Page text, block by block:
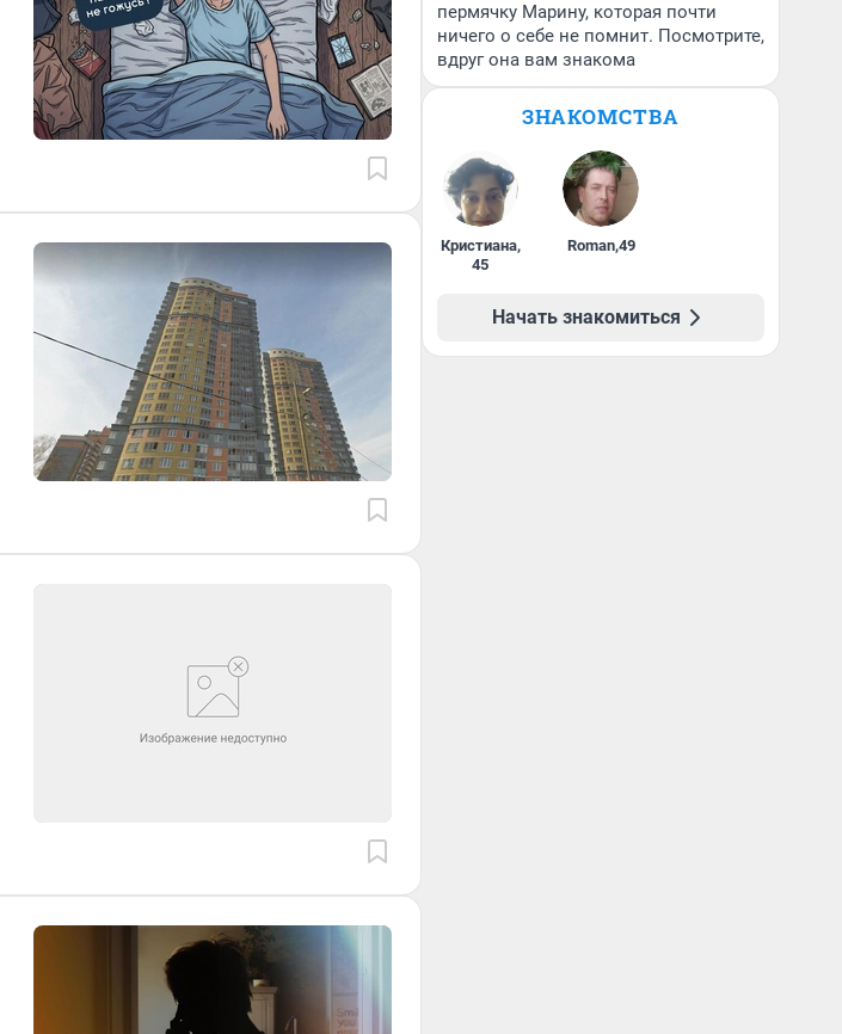
пермячку Марину, которая почти
ничего о себе не помнит. Посмотрите,
вдруг она вам знакома
ЗНАКОМСТВА
Кристиана,
45
Roman,49
Начать знакомиться